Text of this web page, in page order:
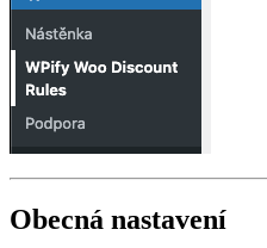
Obecná nastavení